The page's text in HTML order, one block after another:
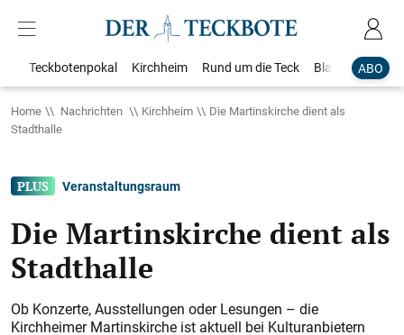
ABO
Teckbotenpokal Kirchheim Rund um die Teck Blaulicht
Home Nachrichten Kirchheim
Die Martinskirche dient als
Stadthalle
Veranstaltungsraum
Die Martinskirche dient als
Stadthalle
Ob Konzerte, Ausstellungen oder Lesungen – die
Kirchheimer Martinskirche ist aktuell bei Kulturanbietern